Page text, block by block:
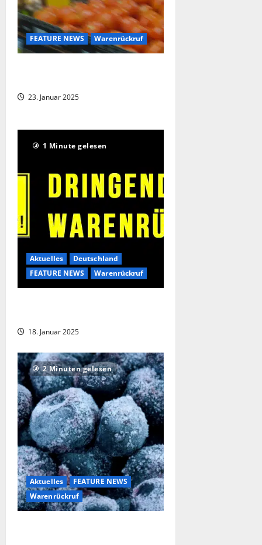
FEATURE NEWS Warenrückruf
23. Januar 2025
1 Minute gelesen
Aktuelles
Deutschland
FEATURE NEWS
Warenrückruf
18. Januar 2025
2 Minuten gelesen
Aktuelles
FEATURE NEWS
Warenrückruf